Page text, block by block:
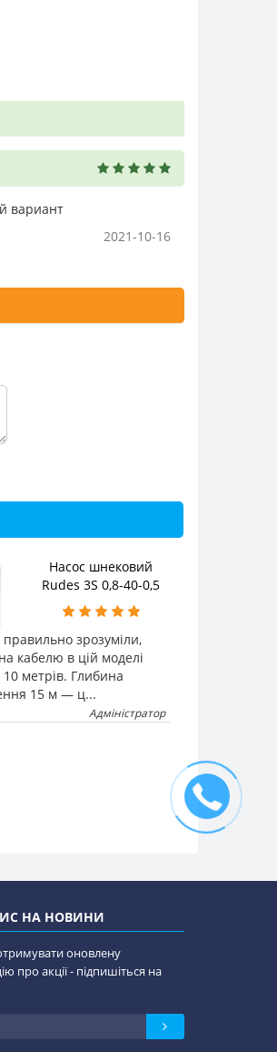
вариант
2021-10-16
Насос шнековий
Rudes 3S 0,8-40-0,5
правильно зрозуміли,
кабелю в цій моделі
10 метрів. Глибина
15 м — ц...
Адміністратор
НА НОВИНИ
оновлену
про акції - підпишіться на